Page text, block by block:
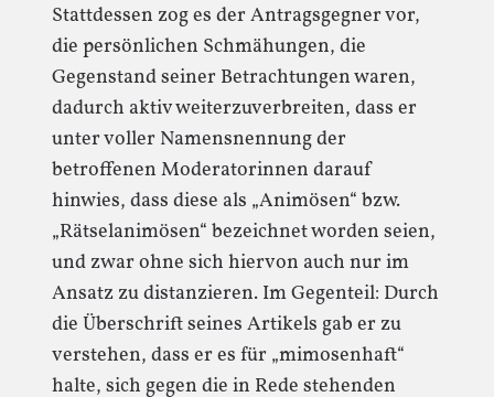
Stattdessen zog es der Antragsgegner vor,
die persönlichen Schmähungen, die
Gegenstand seiner Betrachtungen waren,
dadurch aktiv weiterzuverbreiten, dass er
unter voller Namensnennung der
betroffenen Moderatorinnen darauf
hinwies, dass diese als „Animösen“ bzw.
„Rätselanimösen“ bezeichnet worden seien,
und zwar ohne sich hiervon auch nur im
Ansatz zu distanzieren. Im Gegenteil: Durch
die Überschrift seines Artikels gab er zu
verstehen, dass er es für „mimosenhaft“
halte, sich gegen die in Rede stehenden